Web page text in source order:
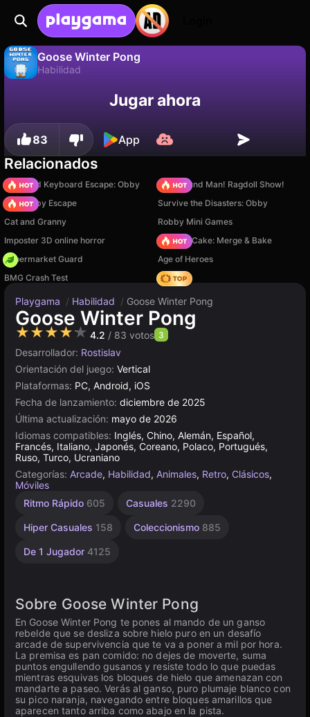
Goose Winter Pong
Habilidad
¡Guarda el progreso!Jugar ahora
83 App
Relacionados
+1 Speed Keyboard Escape: Obby
Playground Man! Ragdoll Show!
Your Obby Escape
Survive the Disasters: Obby
Cat and Granny
Robby Mini Games
Imposter 3D online horror
Piece of Cake: Merge & Bake
Supermarket Guard
Age of Heroes
BMG Crash Test
Hedgies
Playgama / Habilidad / Goose Winter Pong
Goose Winter Pong
★★★★★ 4.2 / 83 votos 3
Desarrollador: Rostislav
Orientación del juego: Vertical
Plataformas: PC, Android, iOS
Fecha de lanzamiento: diciembre de 2025
Última actualización: mayo de 2026
Idiomas compatibles: Inglés, Chino, Alemán, Español,
Francés, Italiano, Japonés, Coreano, Polaco, Portugués,
Ruso, Turco, Ucraniano
Categorías: Arcade, Habilidad, Animales, Retro, Clásicos,
Móviles
Ritmo Rápido 605 Casuales 2290
Hiper Casuales 158 Coleccionismo 885
De 1 Jugador 4125
Sobre Goose Winter Pong
En Goose Winter Pong te pones al mando de un ganso
rebelde que se desliza sobre hielo puro en un desafío
arcade de supervivencia que te va a poner a mil por hora.
La premisa es pan comido: no dejes de moverte, suma
puntos engullendo gusanos y resiste todo lo que puedas
mientras esquivas los bloques de hielo que amenazan con
mandarte a paseo. Verás al ganso, puro plumaje blanco con
su pico naranja, navegando entre bloques amarillos que
aparecen tanto arriba como abajo en la pista.